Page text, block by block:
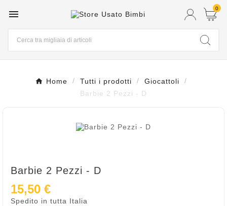
 0
Home Tutti i prodotti
Giocattoli
Barbie 2 Pezzi - D
Barbie 2 Pezzi - D
15,50 €
Spedito in tutta Italia